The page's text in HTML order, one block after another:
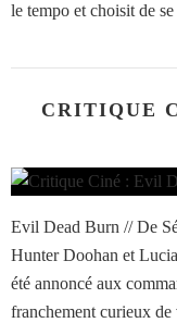
le tempo et choisit de
CRITIQUE
Evil Dead Burn // De
Hunter Doohan et
été annoncé aux
franchement curieux